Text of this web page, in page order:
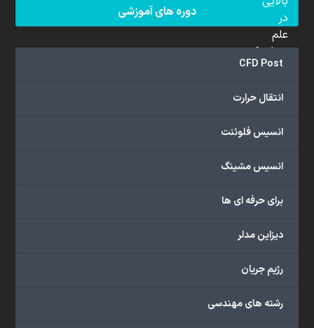
دوره های آموزشی
CFD Post
انتقال حرارت
انسیس فلوئنت
انسیس مشینگ
برای حرفه ای ها
دیزاین مدلر
رژیم جریان
رشته های مهندسی
در
علم
دینامیک
سیالات
(CFD)
هستند.
ما
گسترده‌ای
با
دانشگاهی،
صنعتی